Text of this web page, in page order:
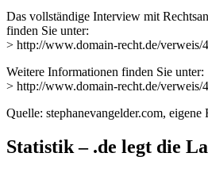
Das vollständige Interview mit
finden Sie unter:
> http://www.domain-recht.de/verweis/
Weitere Informationen finden Sie unter:
> http://www.domain-recht.de/verweis/
Quelle: stephanevangelder.com, eigene
Statistik – .de legt die